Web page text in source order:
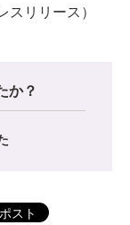
スリリース）
か？
ポスト